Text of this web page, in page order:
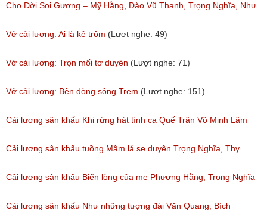
(Lượt nghe: 217)
My,Anh Chàng)
(Lượt nghe: 111)
Cho Đời Soi Gương – Mỹ Hằng, Đào Vũ Thanh, Trọng Nghĩa, Như
Huỳnh
(Lượt nghe: 96)
Vở cải lương: Ai là kẻ trộm (Lượt nghe: 49)
Vở cải lương: Trọn mối tơ duyên (Lượt nghe: 71)
Vở cải lương: Bên dòng sông Trẹm (Lượt nghe: 151)
Cải lương sân khấu Khi rừng hát tình ca Quế Trân Võ Minh Lâm
(Lượt nghe: 139)
Cải lương sân khấu tuồng Mâm lá se duyên Trọng Nghĩa, Thy
Trang
(Lượt nghe: 70)
Cải lương sân khấu Biển lòng của mẹ Phượng Hằng, Trọng Nghĩa
(Lượt nghe: 95)
Cải lương sân khấu Như những tượng đài Văn Quang, Bích